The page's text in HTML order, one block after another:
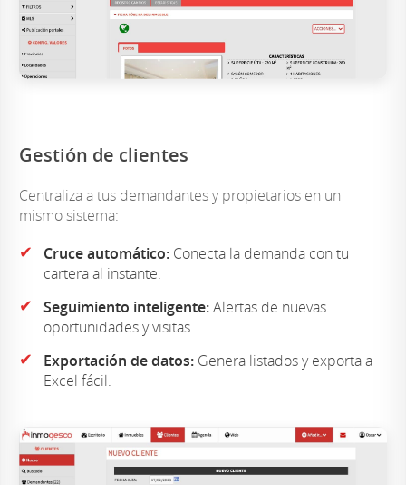
Gestión de clientes
Centraliza a tus demandantes y propietarios en un
mismo sistema:
✔ Cruce automático: Conecta la demanda con tu
cartera al instante.
✔ Seguimiento inteligente:Alertas de nuevas
oportunidades y visitas.
✔ Exportación de datos: Genera listados y exporta a
Excel fácil.